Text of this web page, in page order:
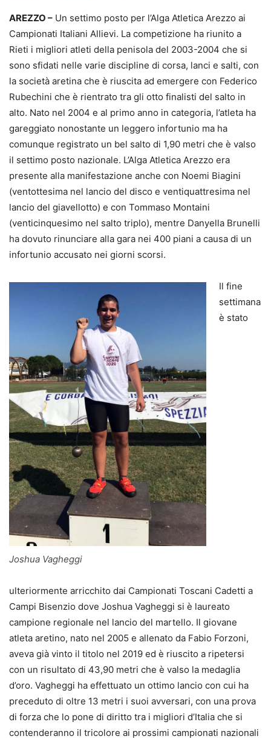
AREZZO – Un settimo posto per l’Alga Atletica Arezzo ai
Campionati Italiani Allievi. La competizione ha riunito a
Rieti i migliori atleti della penisola del 2003-2004 che si
sono sfidati nelle varie discipline di corsa, lanci e salti, con
la società aretina che è riuscita ad emergere con Federico
Rubechini che è rientrato tra gli otto finalisti del salto in
alto. Nato nel 2004 e al primo anno in categoria, l’atleta ha
gareggiato nonostante un leggero infortunio ma ha
comunque registrato un bel salto di 1,90 metri che è valso
il settimo posto nazionale. L’Alga Atletica Arezzo era
presente alla manifestazione anche con Noemi Biagini
(ventottesima nel lancio del disco e ventiquattresima nel
lancio del giavellotto) e con Tommaso Montaini
(venticinquesimo nel salto triplo), mentre Danyella Brunelli
ha dovuto rinunciare alla gara nei 400 piani a causa di un
infortunio accusato nei giorni scorsi.
Joshua Vagheggi
Il fine
settimana
è stato
ulteriormente arricchito dai Campionati Toscani Cadetti a
Campi Bisenzio dove Joshua Vagheggi si è laureato
campione regionale nel lancio del martello. Il giovane
atleta aretino, nato nel 2005 e allenato da Fabio Forzoni,
aveva già vinto il titolo nel 2019 ed è riuscito a ripetersi
con un risultato di 43,90 metri che è valso la medaglia
d’oro. Vagheggi ha effettuato un ottimo lancio con cui ha
preceduto di oltre 13 metri i suoi avversari, con una prova
di forza che lo pone di diritto tra i migliori d’Italia che si
contenderanno il tricolore ai prossimi campionati nazionali